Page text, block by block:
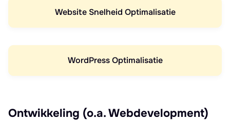
Website Snelheid Optimalisatie
WordPress Optimalisatie
Ontwikkeling (o.a. Webdevelopment)